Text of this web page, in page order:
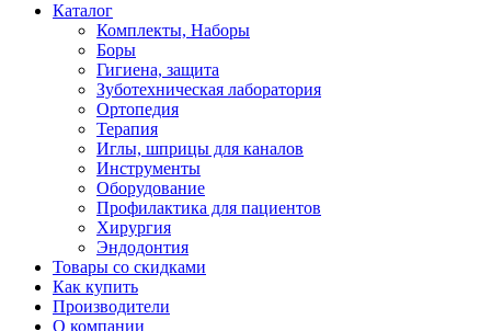
Каталог
Комплекты, Наборы
Боры
Гигиена, защита
Зуботехническая лаборатория
Ортопедия
Терапия
Иглы, шприцы для каналов
Инструменты
Оборудование
Профилактика для пациентов
Хирургия
Эндодонтия
Товары со скидками
Как купить
Производители
О компании